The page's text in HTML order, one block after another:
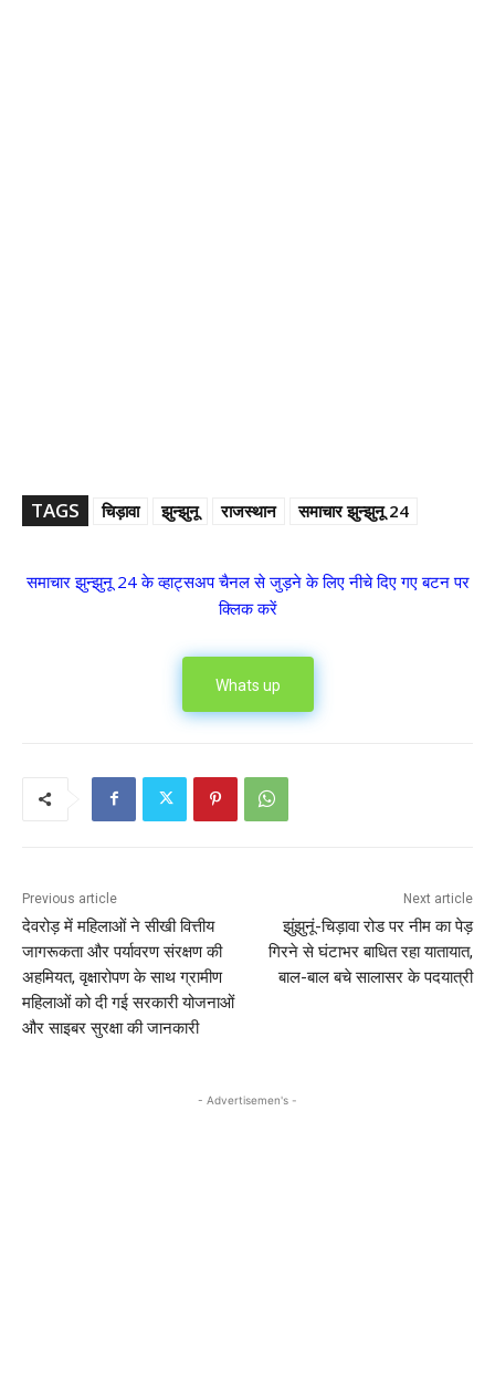
TAGS चिड़ावा झुन्झुनू राजस्थान समाचार झुन्झुनू 24
समाचार झुन्झुनू 24 के व्हाट्सअप चैनल से जुड़ने के लिए नीचे दिए गए बटन पर
क्लिक करें
Whats up
Previous article
देवरोड़ में महिलाओं ने सीखी वित्तीय
जागरूकता और पर्यावरण संरक्षण की
अहमियत, वृक्षारोपण के साथ ग्रामीण
महिलाओं को दी गई सरकारी योजनाओं
और साइबर सुरक्षा की जानकारी
Next article
झुंझुनूं-चिड़ावा रोड पर नीम का पेड़
गिरने से घंटाभर बाधित रहा यातायात,
बाल-बाल बचे सालासर के पदयात्री
- Advertisemen's -